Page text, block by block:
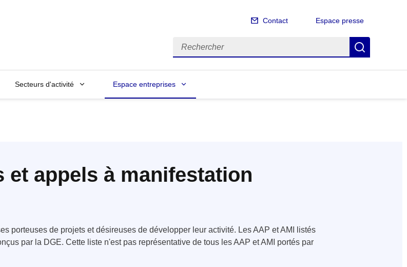
Contact Espace presse
Rechercher
Secteurs d'activité Espace entreprises
et appels à manifestation
porteuses de projets et désireuses de développer leur activité. Les AAP et AMI listés
par la DGE. Cette liste n'est pas représentative de tous les AAP et AMI portés par